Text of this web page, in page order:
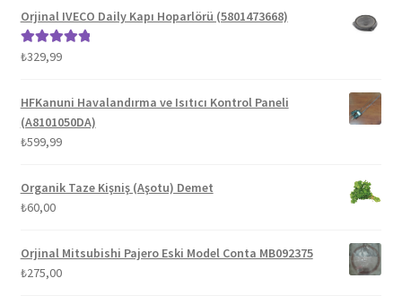
₺1.300,00.
fiyat:
₺1.100,00.
Orjinal IVECO Daily Kapı Hoparlörü (5801473668)
5 üzerinden
₺329,99
HFKanuni Havalandırma ve Isıtıcı Kontrol Paneli
(A8101050DA)
₺599,99
Organik Taze Kişniş (Aşotu) Demet
₺60,00
Orjinal Mitsubishi Pajero Eski Model Conta MB092375
₺275,00